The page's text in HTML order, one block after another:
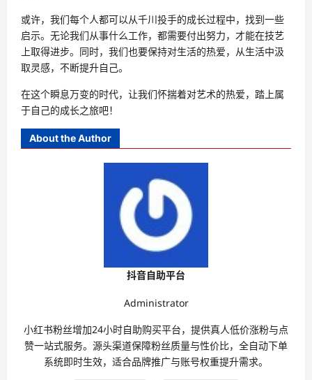
或许，我们每个人都可以从千川投手的成长过程中，找到一些
启示。无论我们从事什么工作，都需要付出努力，才能在技艺
上取得进步。同时，我们也要保持对生活的热爱，从生活中汲
取灵感，不断提升自己。
在这个瞬息万变的时代，让我们怀揣着对艺术的热爱，踏上属
于自己的成长之旅吧！
About the Author
抖音自助平台
Administrator
小红书粉丝增加24小时自助购买平台，提供真人低价涨粉与点
赞一站式服务。源头渠道保障粉丝质量与性价比，全自动下单
系统即时生效，适合品牌推广与账号权重提升需求。